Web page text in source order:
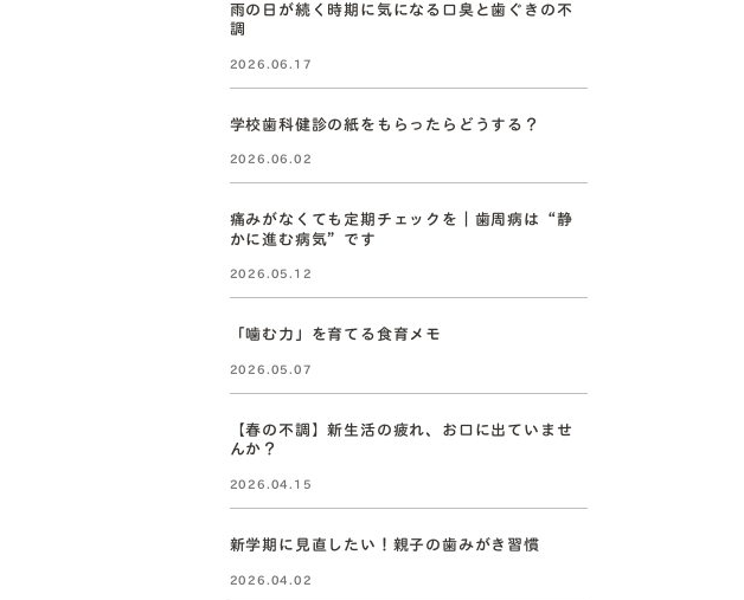
雨の日が続く時期に気になる口臭と歯ぐきの不
調
2026.06.17
学校歯科健診の紙をもらったらどうする？
2026.06.02
痛みがなくても定期チェックを｜歯周病は“静
かに進む病気”です
2026.05.12
「噛む力」を育てる食育メモ
2026.05.07
【春の不調】新生活の疲れ、お口に出ていませ
んか？
2026.04.15
新学期に見直したい！親子の歯みがき習慣
2026.04.02